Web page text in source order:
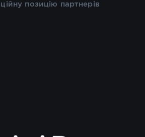
позицію партнерів